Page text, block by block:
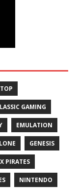
GAMING
EMULATION
GENESIS
PIRATES
NINTENDO